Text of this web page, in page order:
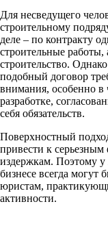
Для несведущего
строительному
деле – по контракту
строительные работы,
строительство.
подобный договор
внимания, особенно в
разработке,
себя обязательств.
Поверхностный
привести к
издержкам. Поэтому у
бизнесе всегда
юристам,
активности.